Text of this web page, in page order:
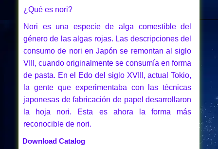
¿Qué es nori?
Nori es una especie de alga comestible del
género de las algas rojas. Las descripciones del
consumo de nori en Japón se remontan al siglo
VIII, cuando originalmente se consumía en forma
de pasta. En el Edo del siglo XVIII, actual Tokio,
la gente que experimentaba con las técnicas
japonesas de fabricación de papel desarrollaron
la hoja nori. Esta es ahora la forma más
reconocible de nori.
Download Catalog